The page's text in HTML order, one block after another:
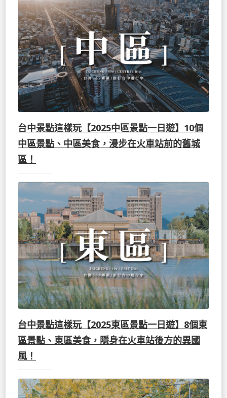
台中景點這樣玩【2025中區景點一日遊】10個
中區景點、中區美食，漫步在火車站前的舊城
區！
台中景點這樣玩【2025東區景點一日遊】8個東
區景點、東區美食，隱身在火車站後方的異國
風！